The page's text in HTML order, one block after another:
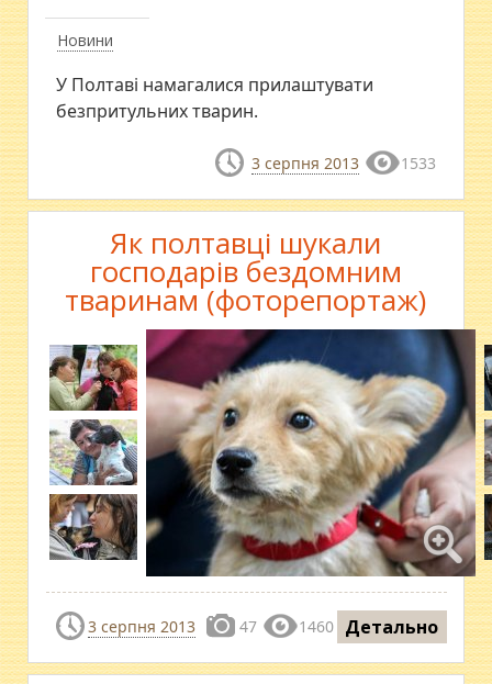
Новини
У Полтаві намагалися прилаштувати
безпритульних тварин.
3 серпня 2013 1533
Як полтавці шукали
господарів бездомним
тваринам (фоторепортаж)
3 серпня 2013 47 1460 Детально